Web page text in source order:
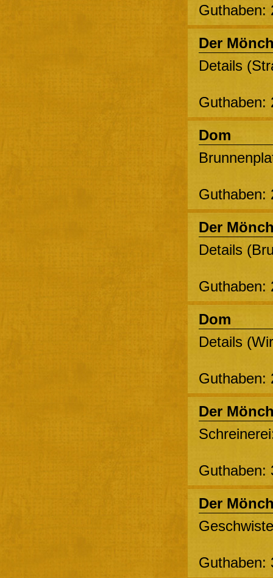
Guthaben:
Der
Details
Guthaben:
Dom
Guthaben:
Der
Details
Guthaben:
Dom
Details
Guthaben:
Der
Guthaben:
Der
Guthaben: